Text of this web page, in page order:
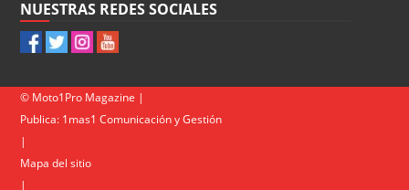
NUESTRAS REDES SOCIALES
© Moto1Pro Magazine |
Publica: 1mas1 Comunicación y Gestión
|
Mapa del sitio
|